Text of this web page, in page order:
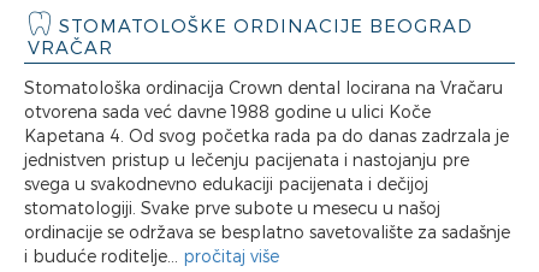
STOMATOLOŠKE ORDINACIJE BEOGRAD
VRAČAR
Stomatološka ordinacija Crown dental locirana na Vračaru
otvorena sada već davne 1988 godine u ulici Koče
Kapetana 4. Od svog početka rada pa do danas zadrzala je
jednistven pristup u lečenju pacijenata i nastojanju pre
svega u svakodnevno edukaciji pacijenata i dečijoj
stomatologiji. Svake prve subote u mesecu u našoj
ordinacije se održava se besplatno savetovalište za sadašnje
i buduće roditelje... pročitaj više